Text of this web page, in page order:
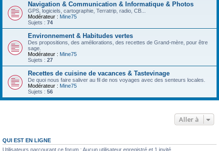
Navigation & Communication & Informatique & Photos
GPS, logiciels, cartographie, Terratrip, radio, CB...
Modérateur : Mine75
Sujets : 74
Environnement & Habitudes vertes
Des propositions, des améliorations, des recettes de Grand-mère, pour être
sage.
Modérateur : Mine75
Sujets : 27
Recettes de cuisine de vacances & Tastevinage
De quoi nous faire saliver au fil de nos voyages avec des senteurs locales.
Modérateur : Mine75
Sujets : 56
Aller à
QUI EST EN LIGNE
Utilisateurs parcourant ce forum : Aucun utilisateur enregistré et 1 invité